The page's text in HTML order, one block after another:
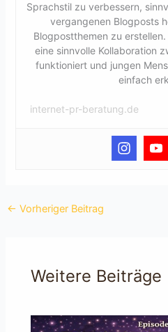
Sprachstil zu verbessern,
vergangenen Blogposts
Blogpostthemen zu
eine sinnvolle Kollaboration
funktioniert und jungen
einfach
internet-pr-beratung.de
← Vorheriger Beitrag
Weitere Beiträge